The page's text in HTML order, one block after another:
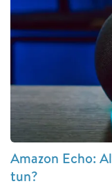
Amazon Echo:
tun?